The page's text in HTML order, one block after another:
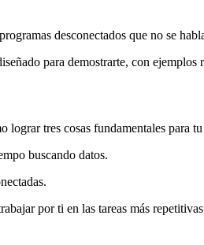
desconectados que no se
para demostrarte, con ejemplos
lograr tres cosas fundamentales para
buscando datos.
por ti en las tareas más